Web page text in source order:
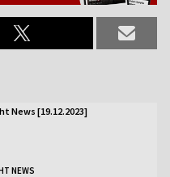
News [19.12.2023]
NEWS